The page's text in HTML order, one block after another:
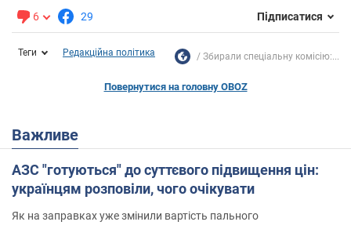
6 29 Підписатися
Теги Редакційна політика Збирали спеціальну комісію:...
Повернутися на головну OBOZ
Важливе
АЗС "готуються" до суттєвого підвищення цін:
українцям розповіли, чого очікувати
Як на заправках уже змінили вартість пального